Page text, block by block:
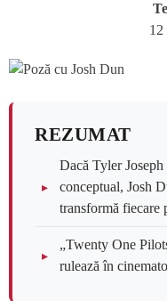
12
REZUMAT
Dacă Tyler
conceptual, Josh
transformă fiecare
„Twenty One
rulează în